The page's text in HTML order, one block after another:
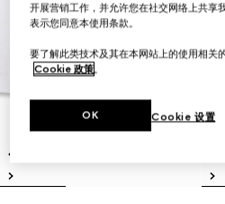
开展营销工作，并允许您在社交网络上共享
表示您同意本使用条款。
要了解此类技术及其在本网站上的使用相关
Cookie 政策。
Cookie 设置
OK